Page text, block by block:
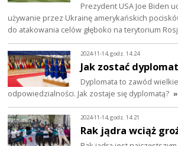
Prezydent USA Joe Biden
używanie przez Ukrainę amerykańskich
do atakowania celów głęboko na terytorium
2024-11-14, godz. 14:24
Jak zostać
Dyplomata to zawód
odpowiedzialności. Jak zostaje się dyplomatą?
2024-11-14, godz. 14:21
Rak jądra wciąż